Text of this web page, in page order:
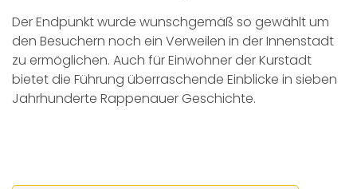
Der Endpunkt wurde wunschgemäß so gewählt um
den Besuchern noch ein Verweilen in der Innenstadt
zu ermöglichen. Auch für Einwohner der Kurstadt
bietet die Führung überraschende Einblicke in sieben
Jahrhunderte Rappenauer Geschichte.